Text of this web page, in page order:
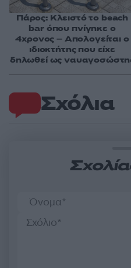
Σχόλια
Πάρος: Κλειστό το beach
bar όπου πνίγηκε ο
4χρονος – Απολογείται ο
ιδιοκτήτης που είχε
δηλωθεί ως